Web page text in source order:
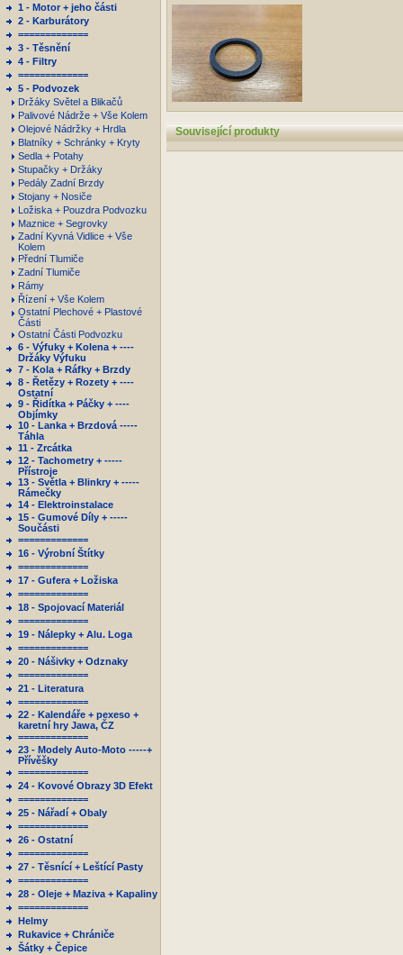
1 - Motor + jeho části
2 - Karburátory
=============
3 - Těsnění
4 - Filtry
=============
5 - Podvozek
Držáky Světel a Blikačů
Palivové Nádrže + Vše Kolem
Olejové Nádržky + Hrdla
Blatníky + Schránky + Kryty
Sedla + Potahy
Stupačky + Držáky
Pedály Zadní Brzdy
Stojany + Nosiče
Ložiska + Pouzdra Podvozku
Maznice + Segrovky
Zadní Kyvná Vidlice + Vše
Kolem
Přední Tlumiče
Zadní Tlumiče
Rámy
Řízení + Vše Kolem
Ostatní Plechové + Plastové
Části
Ostatní Části Podvozku
6 - Výfuky + Kolena + ----
Držáky Výfuku
7 - Kola + Ráfky + Brzdy
8 - Řetězy + Rozety + ----
Ostatní
9 - Řidítka + Páčky + ----
Objímky
10 - Lanka + Brzdová -----
Táhla
11 - Zrcátka
12 - Tachometry + -----
Přístroje
13 - Světla + Blinkry + -----
Rámečky
14 - Elektroinstalace
15 - Gumové Díly + -----
Součásti
=============
16 - Výrobní Štítky
=============
17 - Gufera + Ložiska
=============
18 - Spojovací Materiál
=============
19 - Nálepky + Alu. Loga
=============
20 - Nášivky + Odznaky
=============
21 - Literatura
=============
22 - Kalendáře + pexeso +
karetní hry Jawa, ČZ
=============
23 - Modely Auto-Moto -----+
Přívěšky
=============
24 - Kovové Obrazy 3D Efekt
=============
25 - Nářadí + Obaly
=============
26 - Ostatní
=============
27 - Těsnící + Leštící Pasty
=============
28 - Oleje + Maziva + Kapaliny
=============
Helmy
Rukavice + Chrániče
Šátky + Čepice
Související produkty